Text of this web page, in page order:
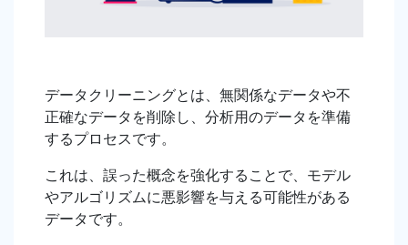
データクリーニングとは、無関係なデータや不
正確なデータを削除し、分析用のデータを準備
するプロセスです。
これは、誤った概念を強化することで、モデル
やアルゴリズムに悪影響を与える可能性がある
データです。